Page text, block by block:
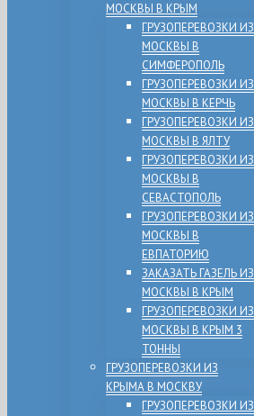
МОСКВЫ В КРЫМ
ГРУЗОПЕРЕВОЗКИ ИЗ
МОСКВЫ В
СИМФЕРОПОЛЬ
ГРУЗОПЕРЕВОЗКИ ИЗ
МОСКВЫ В КЕРЧЬ
ГРУЗОПЕРЕВОЗКИ ИЗ
МОСКВЫ В ЯЛТУ
ГРУЗОПЕРЕВОЗКИ ИЗ
МОСКВЫ В
СЕВАСТОПОЛЬ
ГРУЗОПЕРЕВОЗКИ ИЗ
МОСКВЫ В
ЕВПАТОРИЮ
ЗАКАЗАТЬ ГАЗЕЛЬ ИЗ
МОСКВЫ В КРЫМ
ГРУЗОПЕРЕВОЗКИ ИЗ
МОСКВЫ В КРЫМ 3
ТОННЫ
ГРУЗОПЕРЕВОЗКИ ИЗ
КРЫМА В МОСКВУ
ГРУЗОПЕРЕВОЗКИ ИЗ